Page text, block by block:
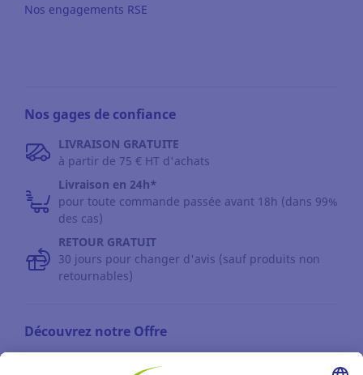
Nos engagements RSE
Nos gages de confiance
LIVRAISON GRATUITE
à partir de 75 € HT d'achats
Livraison en 24h*
pour toute commande passée avant 18h (dans 99%
des cas)
RETOUR GRATUIT
30 jours pour changer d'avis (sauf produits non
retournables)
Découvrez notre Offre